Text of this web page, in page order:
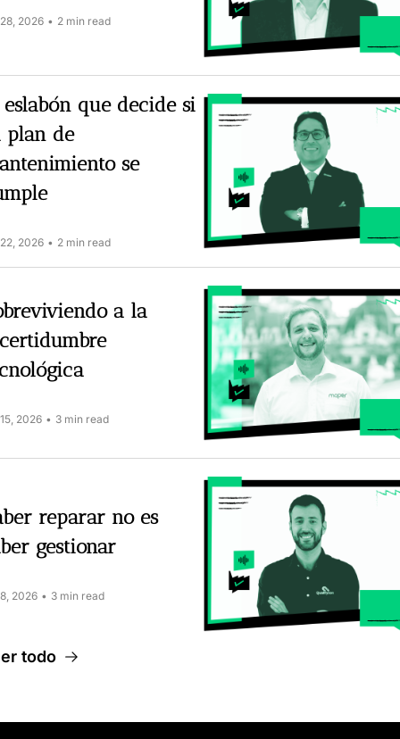
2026 • 2 min read
eslabón que decide si
plan de
se
2026 • 2 min read
a la
2026 • 3 min read
reparar no es
gestionar
2026 • 3 min read
todo